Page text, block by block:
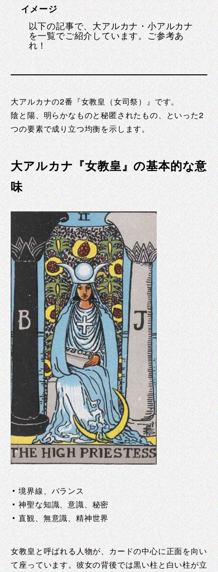
イメージ
以下の記事で、大アルカナ・小アルカナ
を一覧でご紹介しています。ご参考あ
れ！
大アルカナの2番『女教皇（女司祭）』です。
陰と陽、明らかなものと秘匿されたもの、といった2
つの要素で成り立つ均衡を示します。
大アルカナ『女教皇』の基本的な意
味
境界線、バランス
神聖な知識、意識、秘密
直観、無意識、精神世界
女教皇と呼ばれる人物が、カードの中心に正面を向い
て座っています。彼女の背後では黒い柱と白い柱が立